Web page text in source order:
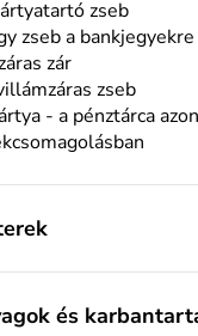
zseb
zseb a bankjegyekre
zár
zseb
- a pénztárca
és